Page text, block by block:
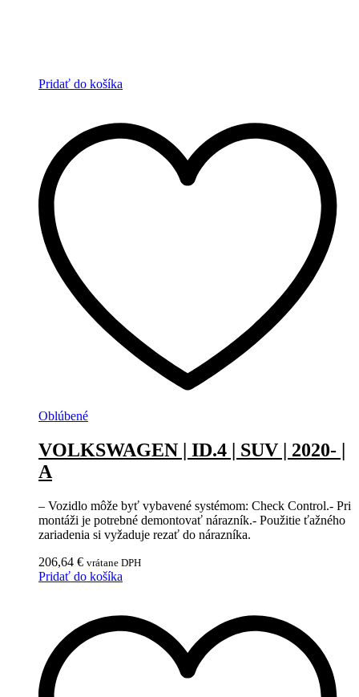
Pridať do košíka
Oblúbené
VOLKSWAGEN | ID.4 | SUV | 2020- |
A
– Vozidlo môže byť vybavené systémom: Check Control.- Pri
montáži je potrebné demontovať nárazník.- Použitie ťažného
zariadenia si vyžaduje rezať do nárazníka.
206,64 € vrátane DPH
Pridať do košíka